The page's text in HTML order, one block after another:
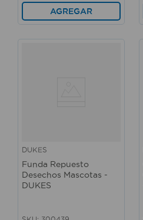
AGREGAR
DUKES
Funda Repuesto
Desechos Mascotas -
DUKES